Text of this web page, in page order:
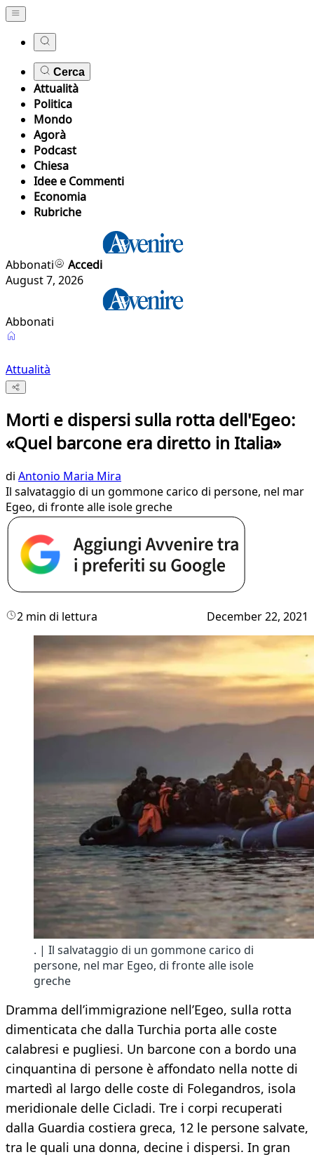
Cerca
Attualità
Politica
Mondo
Agorà
Podcast
Chiesa
Idee e Commenti
Economia
Rubriche
Abbonati
Accedi
August 7, 2026
Abbonati
Attualità
Morti e dispersi sulla rotta dell'Egeo:
«Quel barcone era diretto in Italia»
di Antonio Maria Mira
Il salvataggio di un gommone carico di persone, nel mar
Egeo, di fronte alle isole greche
2 min di lettura December 22, 2021
. | Il salvataggio di un gommone carico di
persone, nel mar Egeo, di fronte alle isole
greche
Dramma dell’immigrazione nell’Egeo, sulla rotta
dimenticata che dalla Turchia porta alle coste
calabresi e pugliesi. Un barcone con a bordo una
cinquantina di persone è affondato nella notte di
martedì al largo delle coste di Folegandros, isola
meridionale delle Cicladi. Tre i corpi recuperati
dalla Guardia costiera greca, 12 le persone salvate,
tra le quali una donna, decine i dispersi. In gran